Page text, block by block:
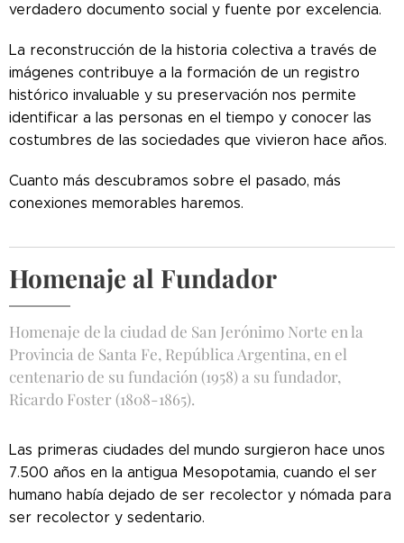
verdadero documento social y fuente por excelencia.
La reconstrucción de la historia colectiva a través de
imágenes contribuye a la formación de un registro
histórico invaluable y su preservación nos permite
identificar a las personas en el tiempo y conocer las
costumbres de las sociedades que vivieron hace años.
Cuanto más descubramos sobre el pasado, más
conexiones memorables haremos.
Homenaje al Fundador
Homenaje de la ciudad de San Jerónimo Norte en la
Provincia de Santa Fe, República Argentina, en el
centenario de su fundación (1958) a su fundador,
Ricardo Foster (1808-1865).
Las primeras ciudades del mundo surgieron hace unos
7.500 años en la antigua Mesopotamia, cuando el ser
humano había dejado de ser recolector y nómada para
ser recolector y sedentario.